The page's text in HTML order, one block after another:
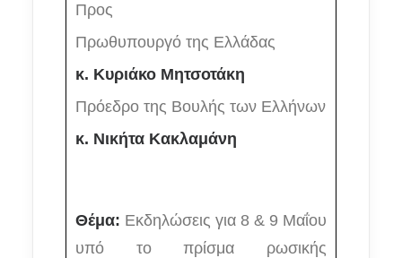
Προς
Πρωθυπουργό της Ελλάδας
κ. Κυριάκο Μητσοτάκη
Πρόεδρο της Βουλής των Ελλήνων
κ. Νικήτα Κακλαμάνη
Θέμα: Εκδηλώσεις για 8 & 9 Μαΐου
υπό το πρίσμα ρωσικής